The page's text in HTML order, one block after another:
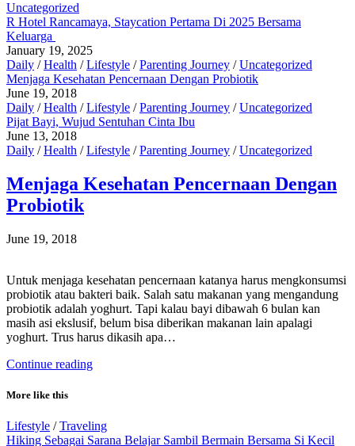
Uncategorized
R Hotel Rancamaya, Staycation Pertama Di 2025 Bersama
Keluarga
January 19, 2025
Daily /Health /Lifestyle /Parenting Journey /Uncategorized
Menjaga Kesehatan Pencernaan Dengan Probiotik
June 19, 2018
Daily /Health /Lifestyle /Parenting Journey /Uncategorized
Pijat Bayi, Wujud Sentuhan Cinta Ibu
June 13, 2018
Daily /Health /Lifestyle /Parenting Journey /Uncategorized
Menjaga Kesehatan Pencernaan Dengan
Probiotik
June 19, 2018
Untuk menjaga kesehatan pencernaan katanya harus mengkonsumsi
probiotik atau bakteri baik. Salah satu makanan yang mengandung
probiotik adalah yoghurt. Tapi kalau bayi dibawah 6 bulan kan
masih asi ekslusif, belum bisa diberikan makanan lain apalagi
yoghurt. Trus harus dikasih apa…
Continue reading
More like this
Lifestyle /Traveling
Hiking Sebagai Sarana Belajar Sambil Bermain Bersama Si Kecil